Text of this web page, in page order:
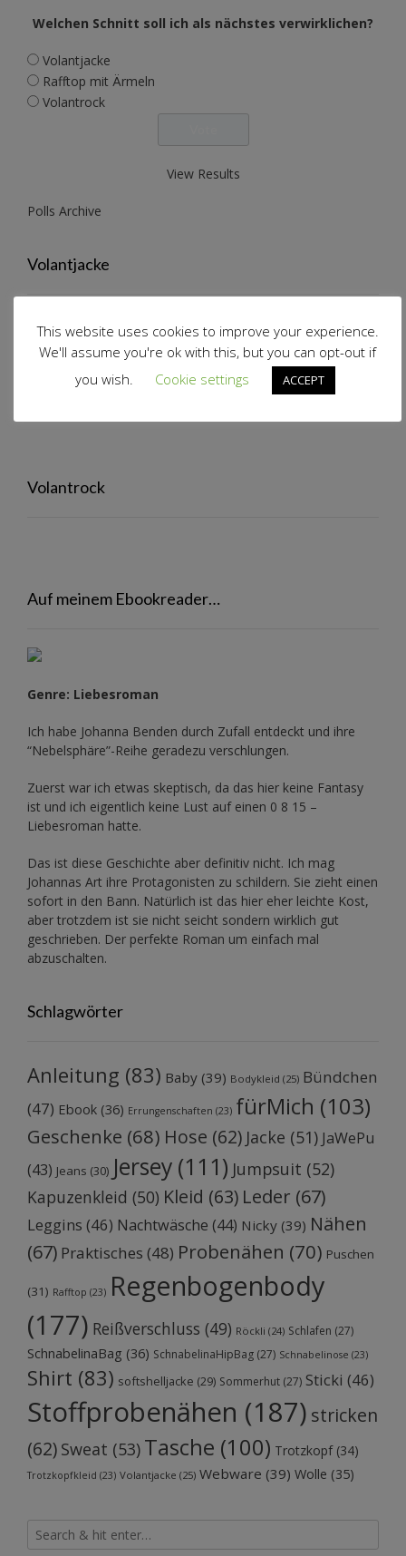
Welchen Schnitt soll ich als nächstes verwirklichen?
Volantjacke
Rafftop mit Ärmeln
Volantrock
View Results
Polls Archive
Volantjacke
Rafftop mit Ärmeln
Volantrock
Auf meinem Ebookreader…
Genre: Liebesroman
Ich habe Johanna Benden durch Zufall entdeckt und ihre
“Nebelsphäre”-Reihe geradezu verschlungen.
Zuerst war ich etwas skeptisch, da das hier keine Fantasy
ist und ich eigentlich keine Lust auf einen 0 8 15 –
Liebesroman hatte.
Das ist diese Geschichte aber definitiv nicht. Ich mag
Johannas Art ihre Protagonisten zu schildern. Sie zieht einen
sofort in den Bann. Natürlich ist das hier eher leichte Kost,
aber trotzdem ist sie nicht seicht sondern wirklich gut
geschrieben. Der perfekte Roman um einfach mal
abzuschalten.
Schlagwörter
Anleitung (83) Baby (39) Bodykleid (25) Bündchen
(47) Ebook (36) Errungenschaften (23) fürMich (103)
Geschenke (68) Hose (62) Jacke (51) JaWePu
(43) Jeans (30) Jersey (111) Jumpsuit (52)
Kapuzenkleid (50) Kleid (63) Leder (67)
Leggins (46) Nachtwäsche (44) Nicky (39) Nähen
(67) Praktisches (48) Probenähen (70) Puschen
(31) Rafftop (23) Regenbogenbody
(177) Reißverschluss (49) Röckli (24) Schlafen (27)
SchnabelinaBag (36) SchnabelinaHipBag (27) Schnabelinose (23)
Shirt (83) softshelljacke (29) Sommerhut (27) Sticki (46)
Stoffprobenähen (187) stricken
(62) Sweat (53) Tasche (100) Trotzkopf(34)
Trotzkopfkleid (23) Volantjacke (25) Webware (39) Wolle (35)
This website uses cookies to improve your experience.
We'll assume you're ok with this, but you can opt-out if
you wish.
Cookie settings ACCEPT